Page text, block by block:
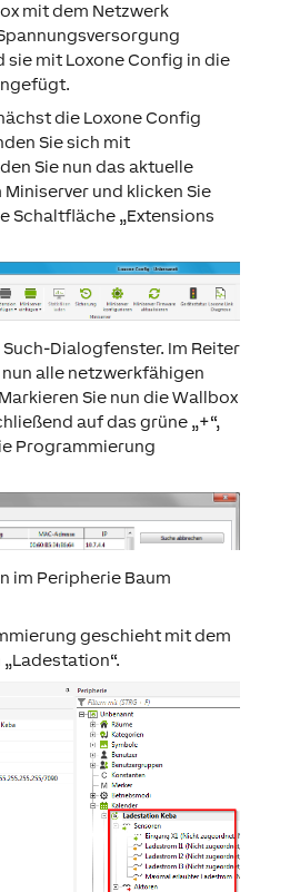
mit dem Netzwerk
sie mit Loxone Config in die
die Loxone Config
Sie sich mit
Sie nun das aktuelle
und klicken Sie
Schaltfläche „Extensions
Dialogfenster. Im Reiter
alle netzwerkfähigen
Sie nun die Wallbox
auf das grüne „+“,
Programmierung
im Peripherie Baum
geschieht mit dem